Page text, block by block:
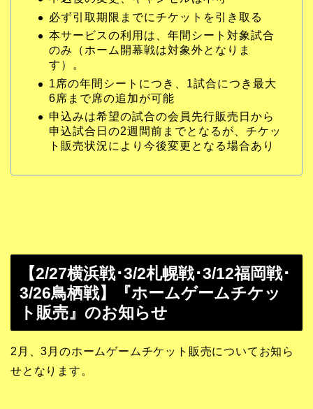
必ず引取期限までにチケットを引き取る
本サービスの利用は、年間シート対象試合
のみ（ホーム開幕戦は対象外となりま
す）。
1席の年間シートにつき、1試合につき最大
6席まで席の追加が可能
申込みは希望の試合の会員先行販売日から
申込試合日の2週間前までとなるが、チケッ
ト販売状況により今後変更となる場合あり
【2/27横浜戦･3/2札幌戦･3/12福岡戦･
3/26鳥栖戦】『ホームゲームチケッ
ト販売』のお知らせ
2月、3月のホームゲームチケット販売についてお知ら
せとなります。